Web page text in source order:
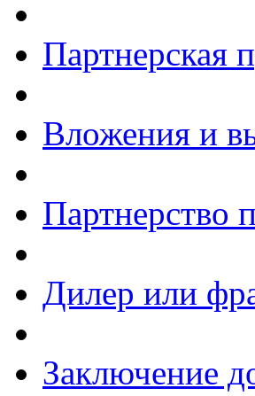
Партнерская
Вложения и
Партнерство
Дилер или
Заключение